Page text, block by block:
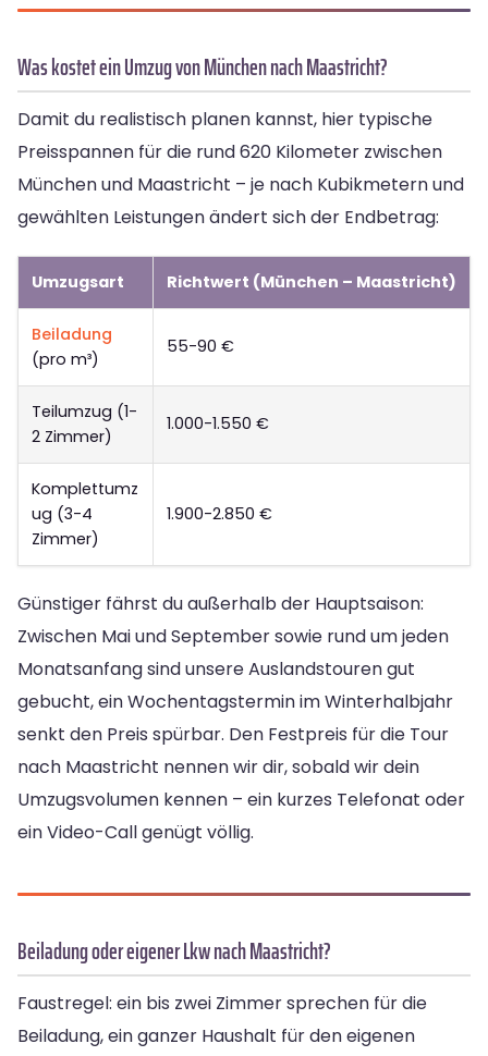
Was kostet ein Umzug von München nach Maastricht?
Damit du realistisch planen kannst, hier typische
Preisspannen für die rund 620 Kilometer zwischen
München und Maastricht – je nach Kubikmetern und
gewählten Leistungen ändert sich der Endbetrag:
Umzugsart Richtwert (München – Maastricht)
Beiladung
(pro m³)
55-90 €
Teilumzug (1-
2 Zimmer)
1.000-1.550 €
Komplettumz
ug (3-4
Zimmer)
1.900-2.850 €
Günstiger fährst du außerhalb der Hauptsaison:
Zwischen Mai und September sowie rund um jeden
Monatsanfang sind unsere Auslandstouren gut
gebucht, ein Wochentagstermin im Winterhalbjahr
senkt den Preis spürbar. Den Festpreis für die Tour
nach Maastricht nennen wir dir, sobald wir dein
Umzugsvolumen kennen – ein kurzes Telefonat oder
ein Video-Call genügt völlig.
Beiladung oder eigener Lkw nach Maastricht?
Faustregel: ein bis zwei Zimmer sprechen für die
Beiladung, ein ganzer Haushalt für den eigenen